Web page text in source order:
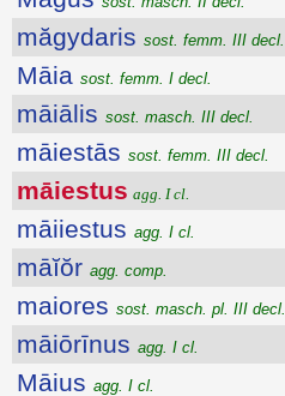
măgydaris sost. femm. III decl.
Māia sost. femm. I decl.
māiālis sost. masch. III decl.
māiestās sost. femm. III decl.
māiestus agg. I cl.
māiiestus agg. I cl.
māĭŏr agg. comp.
maiores sost. masch. pl. III decl.
māiōrīnus agg. I cl.
Māius agg. I cl.